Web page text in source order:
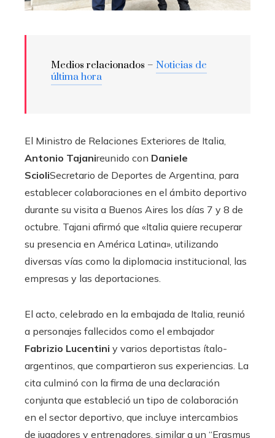
Medios relacionados – Noticias de
última hora
El Ministro de Relaciones Exteriores de Italia,
Antonio Tajanireunido con Daniele
ScioliSecretario de Deportes de Argentina, para
establecer colaboraciones en el ámbito deportivo
durante su visita a Buenos Aires los días 7 y 8 de
octubre. Tajani afirmó que «Italia quiere recuperar
su presencia en América Latina», utilizando
diversas vías como la diplomacia institucional, las
empresas y las deportaciones.
El acto, celebrado en la embajada de Italia, reunió
a personajes fallecidos como el embajador
Fabrizio Lucentini y varios deportistas ítalo-
argentinos, que compartieron sus experiencias. La
cita culminó con la firma de una declaración
conjunta que estableció un tipo de colaboración
en el sector deportivo, que incluye intercambios
de jugadores y entrenadores, similar a un “Erasmus